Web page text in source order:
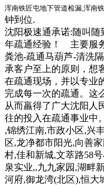
浑南铁匠屯地下管道检漏,浑南
钟到位.
沈阳极速通承诺:随叫随
年疏通经验！ 主要服
粪池-疏通马葫芦-清洗
承客户至上的原则，想
在疏通现场，并以专业
完成每一次的疏通。这
从而羸得了广大沈阳人
往的投入在疏通事业中。
,锦绣江南,市政小区,兴
区,龙净都市阳光,向善
村,佳和新城,文萃路58
泉实业,,九九家园,湖畔
河府,御龙湾(北区),恒大